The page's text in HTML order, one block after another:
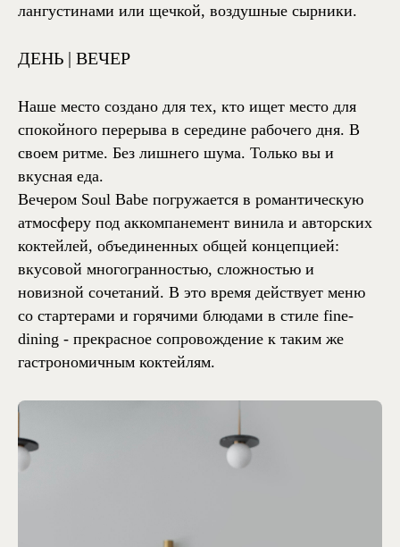
лангустинами или щечкой, воздушные сырники.
ДЕНЬ | ВЕЧЕР
Наше место создано для тех, кто ищет место для
спокойного перерыва в середине рабочего дня. В
своем ритме. Без лишнего шума. Только вы и
вкусная еда.
Вечером Soul Babe погружается в романтическую
атмосферу под аккомпанемент винила и авторских
коктейлей, объединенных общей концепцией:
вкусовой многогранностью, сложностью и
новизной сочетаний. В это время действует меню
со стартерами и горячими блюдами в стиле fine-
dining - прекрасное сопровождение к таким же
гастрономичным коктейлям.